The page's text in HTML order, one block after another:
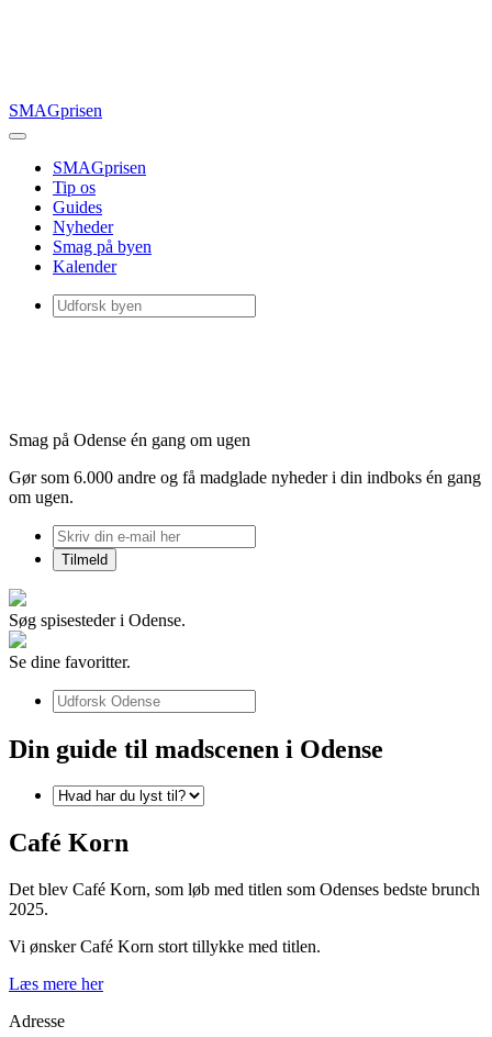
SMAGprisen
SMAGprisen
Tip os
Guides
Nyheder
Smag på byen
Kalender
Smag på Odense én gang om ugen
Gør som 6.000 andre og få madglade nyheder i din indboks én gang
om ugen.
Søg spisesteder i Odense.
Se dine favoritter.
Din guide til madscenen i Odense
Café Korn
Det blev Café Korn, som løb med titlen som Odenses bedste brunch
2025.
Vi ønsker Café Korn stort tillykke med titlen.
Læs mere her
Adresse